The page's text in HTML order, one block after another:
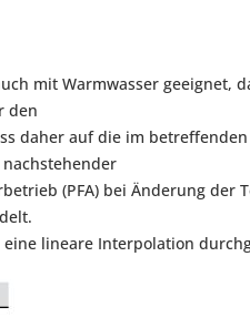
mit Warmwasser
den
daher auf die im
(PFA) bei Änderung
lineare Interpolation